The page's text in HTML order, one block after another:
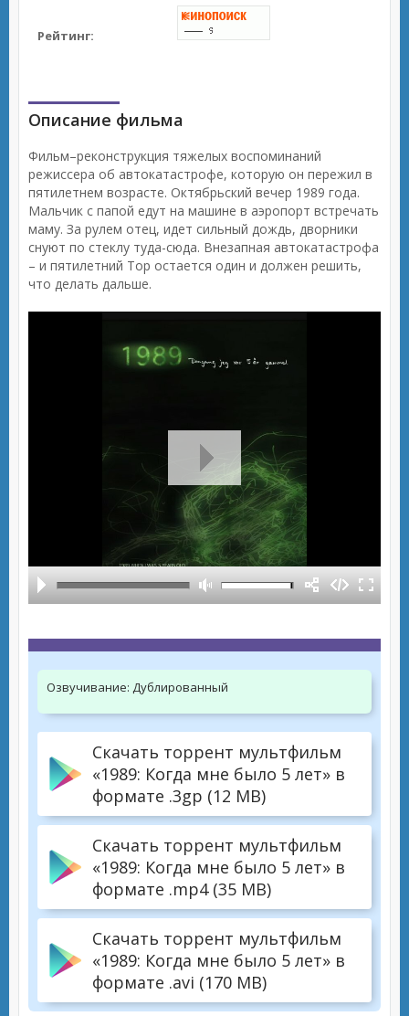
Рейтинг:
Описание фильма
Фильм–реконструкция тяжелых воспоминаний
режиссера об автокатастрофе, которую он пережил в
пятилетнем возрасте. Октябрьский вечер 1989 года.
Мальчик с папой едут на машине в аэропорт встречать
маму. За рулем отец, идет сильный дождь, дворники
снуют по стеклу туда-сюда. Внезапная автокатастрофа
– и пятилетний Тор остается один и должен решить,
что делать дальше.
Озвучивание: Дублированный
Скачать торрент мультфильм
«1989: Когда мне было 5 лет» в
формате .3gp (12 MB)
Скачать торрент мультфильм
«1989: Когда мне было 5 лет» в
формате .mp4 (35 MB)
Скачать торрент мультфильм
«1989: Когда мне было 5 лет» в
формате .avi (170 MB)